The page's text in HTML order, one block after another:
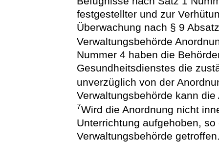
festgestellter und zur
Überwachung nach § 9
Verwaltungsbehörde
Nummer 4 haben die
Gesundheitsdienstes die
unverzüglich von der
Verwaltungsbehörde kann
7Wird die Anordnung nicht
Unterrichtung aufgehoben,
Verwaltungsbehörde